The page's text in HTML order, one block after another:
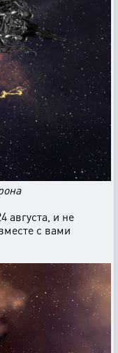
августа, и не
с вами